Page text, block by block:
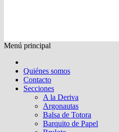
Menú principal
Quiénes somos
Contacto
Secciones
A la Deriva
Argonautas
Balsa de Totora
Barquito de Papel